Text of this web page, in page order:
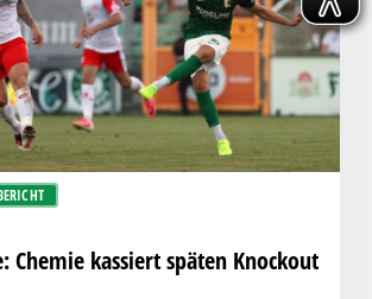
Chemie kassiert späten Knockout